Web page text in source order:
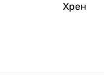
Shah
Хрен